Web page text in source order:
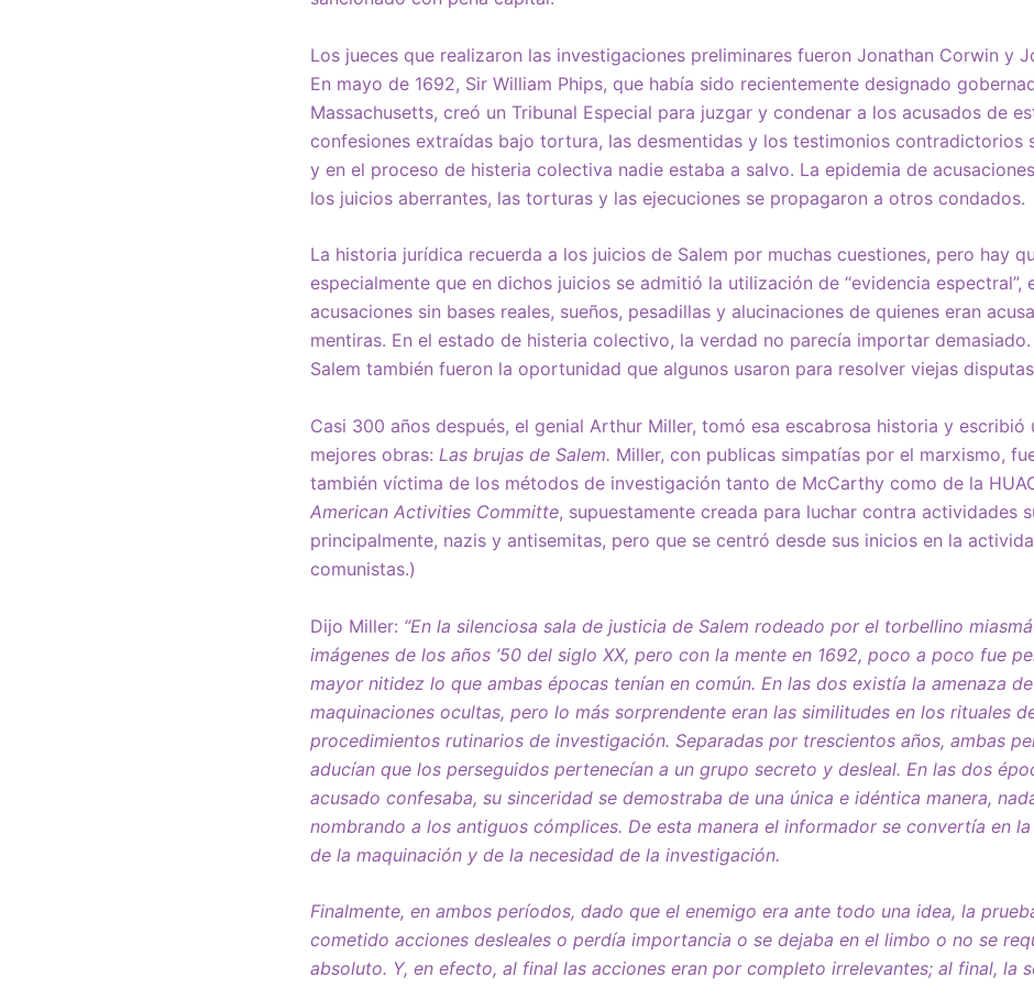
Los jueces que realizaron las investigaciones preliminares fueron Jonathan Corwin y
En mayo de 1692, Sir William Phips, que había sido recientemente designado
Massachusetts, creó un Tribunal Especial para juzgar y condenar a los acusados de
confesiones extraídas bajo tortura, las desmentidas y los testimonios contradictorios
y en el proceso de histeria colectiva nadie estaba a salvo. La epidemia de
los juicios aberrantes, las torturas y las ejecuciones se propagaron a otros condados.
La historia jurídica recuerda a los juicios de Salem por muchas cuestiones, pero hay
especialmente que en dichos juicios se admitió la utilización de “evidencia espectral”,
acusaciones sin bases reales, sueños, pesadillas y alucinaciones de quienes eran
mentiras. En el estado de histeria colectivo, la verdad no parecía importar
Salem también fueron la oportunidad que algunos usaron para resolver viejas
Casi 300 años después, el genial Arthur Miller, tomó esa escabrosa historia y escribió
mejores obras: Las brujas de Salem. Miller, con publicas simpatías por el marxismo,
también víctima de los métodos de investigación tanto de McCarthy como de la
American Activities Committe, supuestamente creada para luchar contra actividades
principalmente, nazis y antisemitas, pero que se centró desde sus inicios en la
comunistas.)
Dijo Miller: “En la silenciosa sala de justicia de Salem rodeado por el torbellino
imágenes de los años ’50 del siglo XX, pero con la mente en 1692, poco a poco fue
mayor nitidez lo que ambas épocas tenían en común. En las dos existía la amenaza
maquinaciones ocultas, pero lo más sorprendente eran las similitudes en los rituales
procedimientos rutinarios de investigación. Separadas por trescientos años, ambas
aducían que los perseguidos pertenecían a un grupo secreto y desleal. En las dos
acusado confesaba, su sinceridad se demostraba de una única e idéntica manera,
nombrando a los antiguos cómplices. De esta manera el informador se convertía en
de la maquinación y de la necesidad de la investigación.
Finalmente, en ambos períodos, dado que el enemigo era ante todo una idea, la
cometido acciones desleales o perdía importancia o se dejaba en el limbo o no se
absoluto. Y, en efecto, al final las acciones eran por completo irrelevantes; al final, la